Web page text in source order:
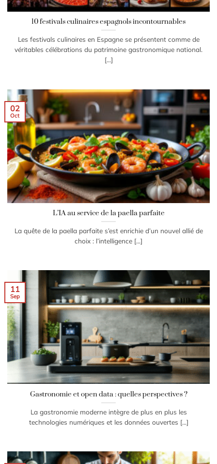
10 festivals culinaires espagnols incontournables
Les festivals culinaires en Espagne se présentent comme de
véritables célébrations du patrimoine gastronomique national.
[...]
L’IA au service de la paella parfaite
La quête de la paella parfaite s’est enrichie d’un nouvel allié de
choix : l’intelligence [...]
02
Oct
Gastronomie et open data : quelles perspectives ?
La gastronomie moderne intègre de plus en plus les
technologies numériques et les données ouvertes [...]
11
Sep